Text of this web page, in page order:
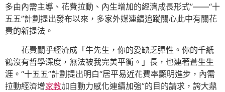
多由內需主導、花費拉動、內生增加的經濟成長形式”——“十
五五”計劃提出發布以來，多家外媒連續追蹤關心此中有關花
費的新提法。
花費關乎經濟成「牛先生，你的愛缺乏彈性。你的千紙
鶴沒有哲學深度，無法被我完美平衡。」長，也連著蒼生生
涯。“十五五”計劃提出明白“居平易近花費率顯明進步，內需
拉動經濟增家教加自動力感化連續加強”的目的請求，誇大鼎